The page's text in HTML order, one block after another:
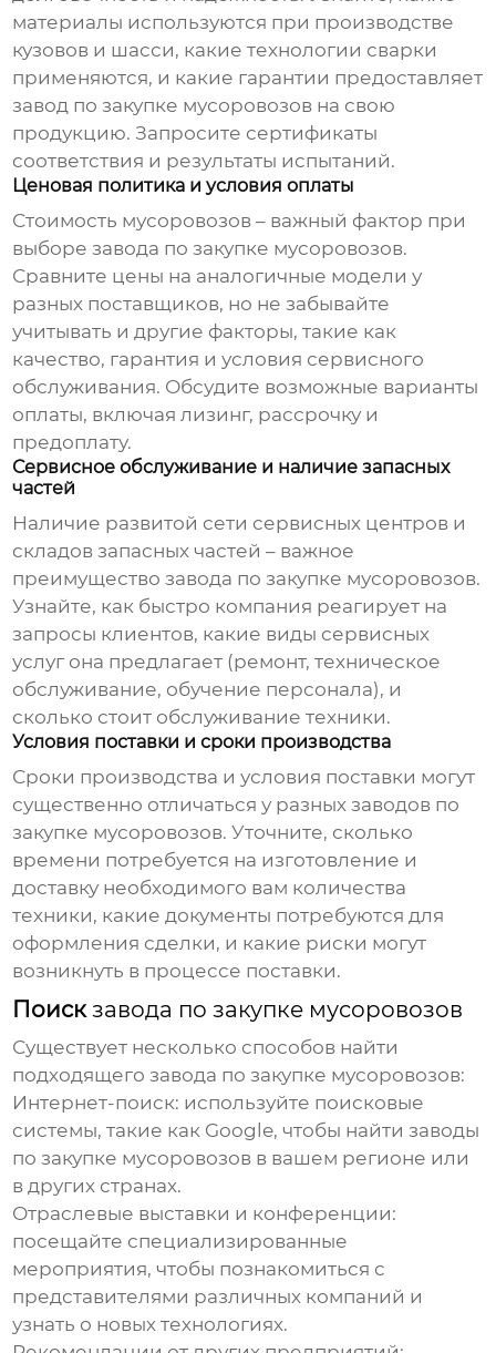
материалы используются при производстве
кузовов и шасси, какие технологии сварки
применяются, и какие гарантии предоставляет
завод по закупке мусоровозов на свою
продукцию. Запросите сертификаты
соответствия и результаты испытаний.
Ценовая политика и условия оплаты
Стоимость мусоровозов – важный фактор при
выборезавода по закупке мусоровозов.
Сравните цены на аналогичные модели у
разных поставщиков, но не забывайте
учитывать и другие факторы, такие как
качество, гарантия и условия сервисного
обслуживания. Обсудите возможные варианты
оплаты, включая лизинг, рассрочку и
предоплату.
Сервисное обслуживание и наличие запасных
частей
Наличие развитой сети сервисных центров и
складов запасных частей – важное
преимуществозавода по закупке мусоровозов.
Узнайте, как быстро компания реагирует на
запросы клиентов, какие виды сервисных
услуг она предлагает (ремонт, техническое
обслуживание, обучение персонала), и
сколько стоит обслуживание техники.
Условия поставки и сроки производства
Сроки производства и условия поставки могут
существенно отличаться у разныхзаводов по
закупке мусоровозов. Уточните, сколько
времени потребуется на изготовление и
доставку необходимого вам количества
техники, какие документы потребуются для
оформления сделки, и какие риски могут
возникнуть в процессе поставки.
Поискзавода по закупке мусоровозов
Существует несколько способов найти
подходящегозавода по закупке мусоровозов:
Интернет-поиск: используйте поисковые
системы, такие как Google, чтобы найтизаводы
по закупке мусоровозов в вашем регионе или
в других странах.
Отраслевые выставки и конференции:
посещайте специализированные
мероприятия, чтобы познакомиться с
представителями различных компаний и
узнать о новых технологиях.